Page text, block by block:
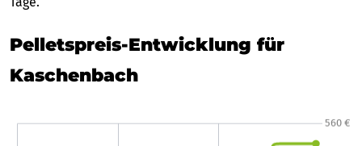
Pelletspreis-Entwicklung für
Kaschenbach